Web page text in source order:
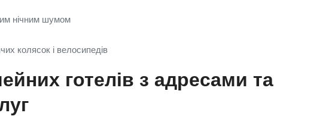
нічним шумом
колясок і велосипедів
готелів з адресами та